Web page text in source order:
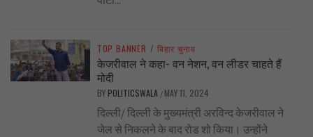
TOP BANNER / बिहार चुनाव
केजरीवाल ने कहा- वन नेशन, वन लीडर चाहते हैं
मोदी
BY POLITICSWALA / MAY 11, 2024
दिल्ली/ दिल्ली के मुख्यमंत्री अरविन्द केजरीवाल ने
जेल से निकलने के बाद रोड शो किया। उन्होंने